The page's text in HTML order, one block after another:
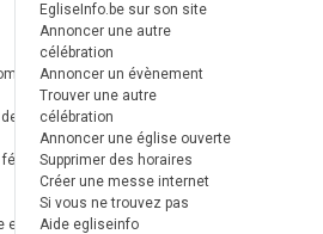
?
EgliseInfo.be sur son site
Annoncer une autre
célébration
Annoncer un évènement
Trouver une autre
célébration
Annoncer une église ouverte
Supprimer des horaires
Créer une messe internet
Si vous ne trouvez pas
Aide egliseinfo